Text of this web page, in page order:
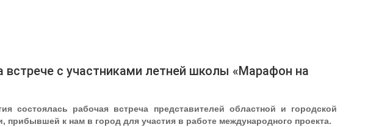
с участниками летней школы «Марафон на
состоялась рабочая встреча представителей областной и городской
к нам в город для участия в работе международного проекта.